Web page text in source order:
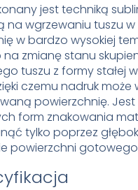
jest techniką
na wgrzewaniu tuszu
w bardzo wysokiej
zmianę stanu
tuszu z formy stałej
czemu nadruk może
powierzchnię.
form znakowania
tylko poprzez
powierzchni